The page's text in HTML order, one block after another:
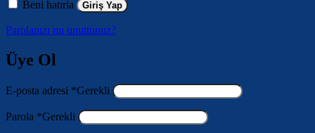
Beni hatırla Giriş Yap
Parolanızı mı unuttunuz?
Üye Ol
E-posta adresi *Gerekli
Parola *Gerekli